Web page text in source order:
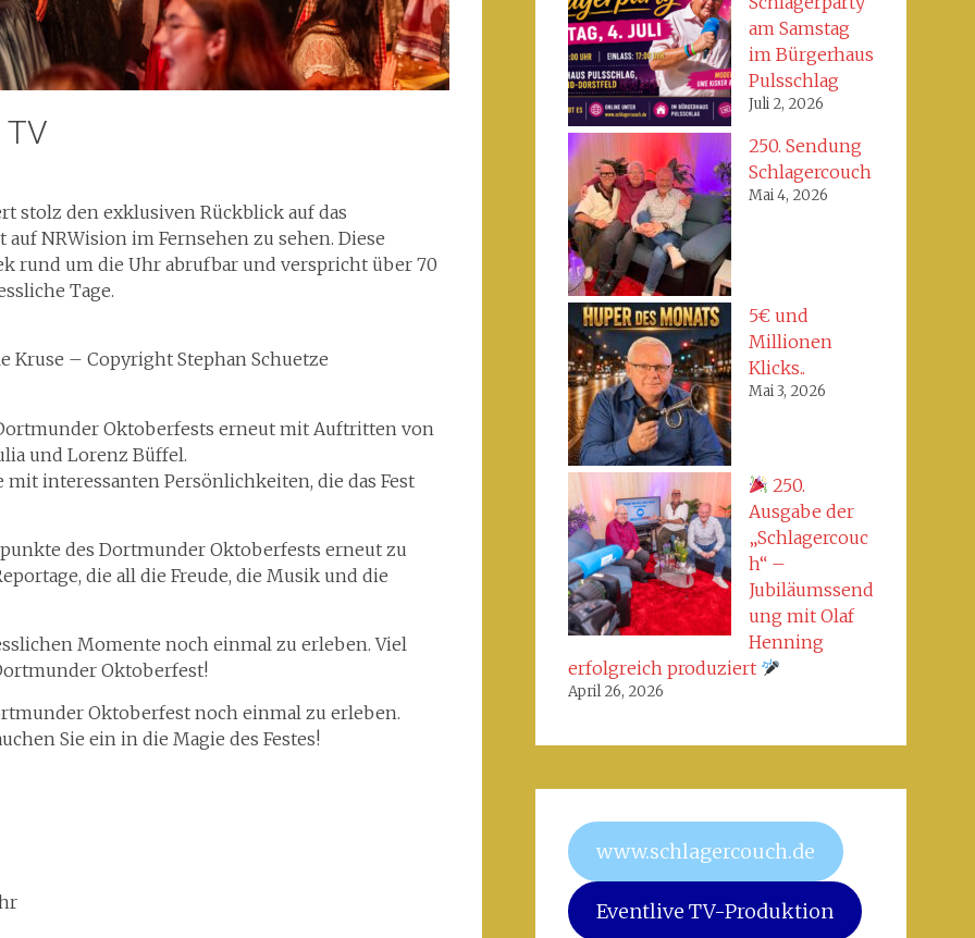
stolz den exklusiven Rückblick auf das
NRWision im Fernsehen zu sehen. Diese
rund um die Uhr abrufbar und verspricht über 70
Tage.
Kruse – Copyright Stephan Schuetze
Oktoberfests erneut mit Auftritten von
und Lorenz Büffel.
interessanten Persönlichkeiten, die das Fest
des Dortmunder Oktoberfests erneut zu
die all die Freude, die Musik und die
Momente noch einmal zu erleben. Viel
Oktoberfest!
Oktoberfest noch einmal zu erleben.
Sie ein in die Magie des Festes!
am Samstag
im Bürgerhaus
Pulsschlag
Juli 2, 2026
250. Sendung
Schlagercouch
Mai 4, 2026
5€ und
Millionen
Klicks..
Mai 3, 2026
250.
Ausgabe der
„Schlagercouc
h“ –
Jubiläumssend
ung mit Olaf
Henning
erfolgreich produziert
April 26, 2026
www.schlagercouch.de
Eventlive TV-Produktion